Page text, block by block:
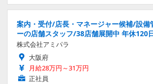
案内・受付/店長・マネージャー候補/設備
ーの店舗スタッフ/38店舗展開中 年休120
株式会社アミパラ
大阪府
月給28万円～31万円
正社員